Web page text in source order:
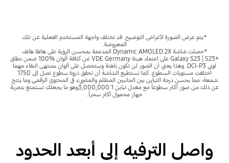
*يتم عرض الصورة لأغراض التوضيح. قد تختلف واجهة المستخدم الفعلية عن تلك
المعروضة.
*حصلت شاشة Dynamic AMOLED 2X.المدعمة بمحسن الرؤية على هاتفا هاتف
+Galaxy S23 | S23 على اعتماد هيئة VDE Germany عن كثافة ألوان %100 ضمن نطاق
لوني DCI-P3. وهذا يعني أن الصور لن تكون باهتة وستحصل على ألوان بمنتهى النقاء مهما
اختلفت مستويات السطوع. كما تستطيع الشاشة أن تحقق ذروة سطوع تصل إلى 1750
شمعة، مما يحسن درجة التباين بين الجانبين المطلم والمضيء في المحتوى الرقمي وما ينتج
عن ذلك من صور أكثر سطوعاً مع مغدل تباين 3,000,000:1وهو ما يجعلك تستمتع بتجربة
جهاز محمول أكثر سحراً.
واصل الترفيه إلى أبعد الحدود